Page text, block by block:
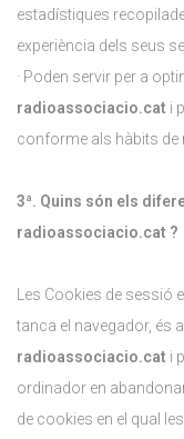
estadístiques
experiència dels seus
· Poden servir per a
radioassociacio.cat i
conforme als hàbits de
3ª. Quins són els
radioassociacio.cat ?
Les Cookies de sessió
tanca el navegador, és
radioassociacio.cat i
ordinador en
de cookies en el qual